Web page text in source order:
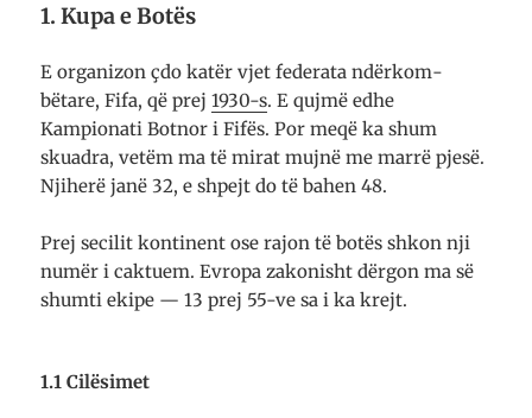
1. Kupa e Botës
E organizon çdo katër vjet fede­rata ndërkom­
bëtare, Fifa, që prej1930-s. E qujmë edhe
Kampionati Botnor i Fifës. Por meqë ka shum
skua­d­ra, vetëm ma të mirat mujnë me marrë pjesë.
Njiherë janë 32, e shpejt do të bahen 48.
Prej secilit kon­tinent ose rajon të botës shkon nji
numër i caktuem. Evropa zako­nisht dërgon ma së
shumti ekipe — 13 prej 55-ve sa i ka krejt.
1.1 Cilësimet